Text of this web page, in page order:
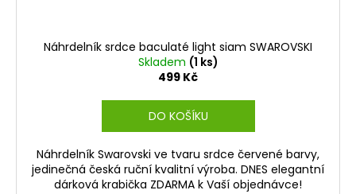
Náhrdelník srdce baculaté light siam SWAROVSKI
Skladem (1 ks)
499 Kč
DO KOŠÍKU
Náhrdelník Swarovski ve tvaru srdce červené barvy,
jedinečná česká ruční kvalitní výroba. DNES elegantní
dárková krabička ZDARMA k Vaší objednávce!